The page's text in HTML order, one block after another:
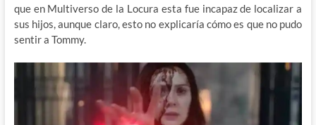
que en Multiverso de la Locura esta fue incapaz de localizar a
sus hijos, aunque claro, esto no explicaría cómo es que no pudo
sentir a Tommy.